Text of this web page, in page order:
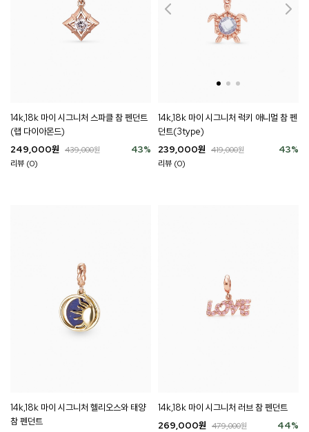
14k,18k 마이 시그니처 스파클 참 펜던트
(랩 다이아몬드)
43%
249,000원 439,000원
리뷰 (0)
14k,18k 마이 시그니처 럭키 애니멀 참 펜
던트(3type)
43%
239,000원 419,000원
리뷰 (0)
14k,18k 마이 시그니처 헬리오스와 태양
참 펜던트
14k,18k 마이 시그니처 러브 참 펜던트
44%
269,000원 479,000원